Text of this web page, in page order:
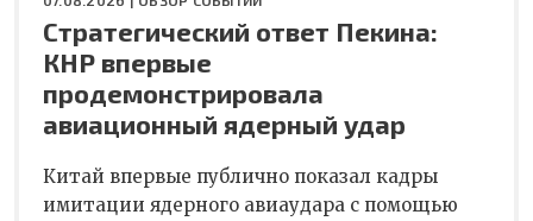
Стратегический ответ Пекина:
КНР впервые
продемонстрировала
авиационный ядерный удар
Китай впервые публично показал кадры
имитации ядерного авиаудара с помощью